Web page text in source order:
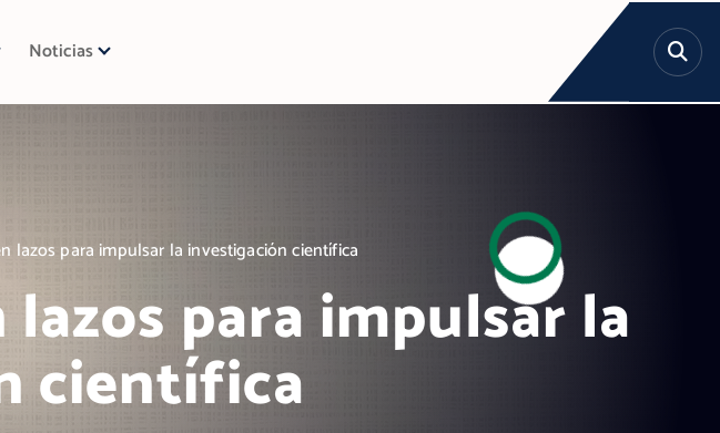
Noticias
lazos para impulsar la investigación científica
para impulsar la
científica